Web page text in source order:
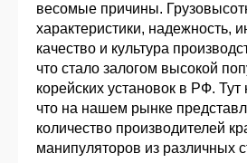
весомые причины.
характеристики, надежность,
качество и культура
что стало залогом высокой
корейских установок в РФ. Тут
что на нашем рынке
количество производителей
манипуляторов из различных